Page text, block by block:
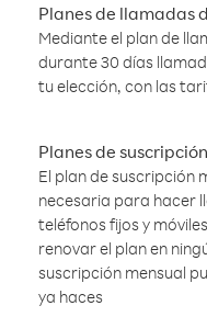
Planes de llamadas
Mediante el plan de
durante 30 días
tu elección, con las
Planes de
El plan de suscripción
necesaria para hacer
teléfonos fijos y
renovar el plan en
suscripción mensual
ya haces